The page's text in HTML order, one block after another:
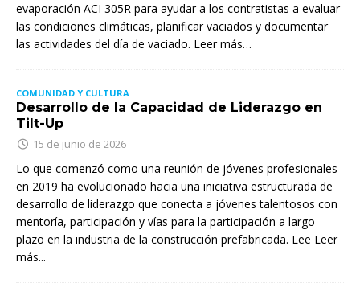
evaporación ACI 305R para ayudar a los contratistas a evaluar
las condiciones climáticas, planificar vaciados y documentar
las actividades del día de vaciado. Leer más…
COMUNIDAD Y CULTURA
Desarrollo de la Capacidad de Liderazgo en
Tilt-Up
15 de junio de 2026
Lo que comenzó como una reunión de jóvenes profesionales
en 2019 ha evolucionado hacia una iniciativa estructurada de
desarrollo de liderazgo que conecta a jóvenes talentosos con
mentoría, participación y vías para la participación a largo
plazo en la industria de la construcción prefabricada. Lee Leer
más...